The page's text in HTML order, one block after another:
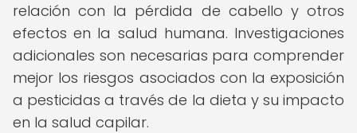
relación con la pérdida de cabello y otros
efectos en la salud humana. Investigaciones
adicionales son necesarias para comprender
mejor los riesgos asociados con la exposición
a pesticidas a través de la dieta y su impacto
en la salud capilar.